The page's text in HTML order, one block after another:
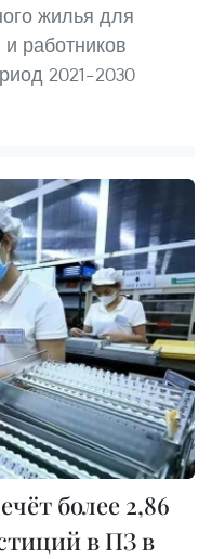
жилья для
работников
2021–2030
более 2,86
в ПЗ в